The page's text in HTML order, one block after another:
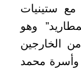
مع ستينيات
وهو
الخارجين
وأسرة محمد